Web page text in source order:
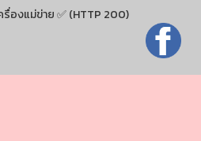
รื่องแม่ข่าย ✅ (HTTP 200)